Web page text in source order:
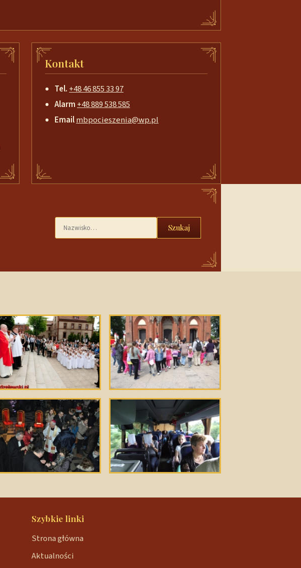
Kontakt
Tel.+48 46 855 33 97
Alarm+48 889 538 585
Emailmbpocieszenia@wp.pl
Szukaj
Szybkie linki
Strona główna
Aktualności